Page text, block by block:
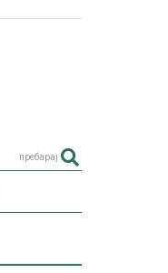
пребарај